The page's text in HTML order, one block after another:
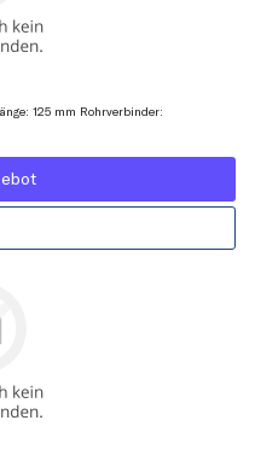
125 mm Rohrverbinder: